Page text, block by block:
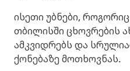
ისეთი უბნები,
თბილისში ცხოვრების
ამკვიდრებს და
ქონებაზე მოთხოვნას.